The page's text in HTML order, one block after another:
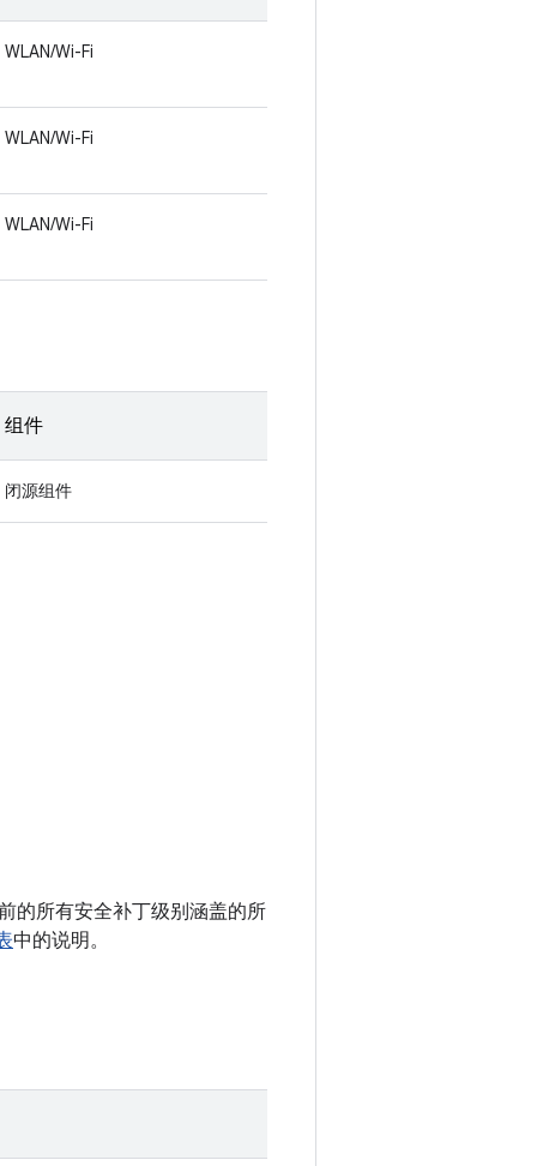
WLAN/Wi-Fi
WLAN/Wi-Fi
WLAN/Wi-Fi
组件
闭源组件
的所有安全补丁级别涵盖的所
中的说明。